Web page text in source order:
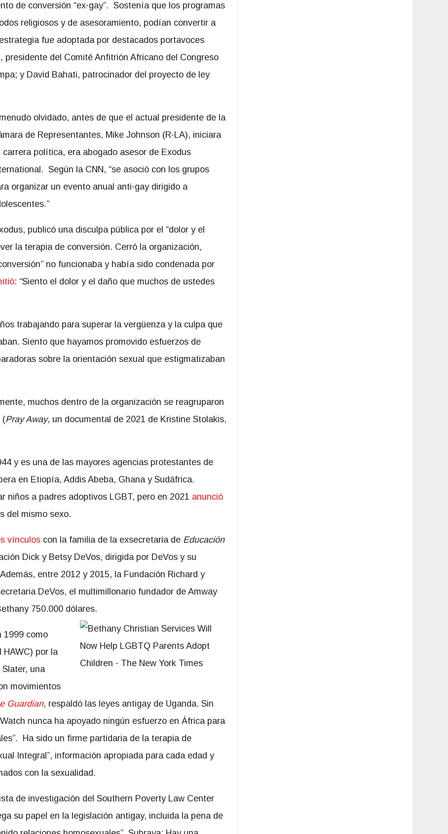
de conversión “ex-gay”. Sostenía que los programas
religiosos y de asesoramiento, podían convertir a
fue adoptada por destacados portavoces
presidente del Comité Anfitrión Africano del Congreso
y David Bahati, patrocinador del proyecto de ley
olvidado, antes de que el actual presidente de la
de Representantes, Mike Johnson (R-LA), iniciara
carrera política, era abogado asesor de Exodus
Según la CNN, “se asoció con los grupos
organizar un evento anual anti-gay dirigido a
publicó una disculpa pública por el “dolor y el
la terapia de conversión. Cerró la organización,
no funcionaba y había sido condenada por
: “Siento el dolor y el daño que muchos de ustedes
trabajando para superar la vergüenza y la culpa que
Siento que hayamos promovido esfuerzos de
sobre la orientación sexual que estigmatizaban
muchos dentro de la organización se reagruparon
(Pray Away, un documental de 2021 de Kristine Stolakis,
y es una de las mayores agencias protestantes de
en Etiopía, Addis Abeba, Ghana y Sudáfrica.
niños a padres adoptivos LGBT, pero en 2021 anunció
del mismo sexo.
vínculos con la familia de la exsecretaria de Educación
Dick y Betsy DeVos, dirigida por DeVos y su
entre 2012 y 2015, la Fundación Richard y
DeVos, el multimillonario fundador de Amway
750.000 dólares.
1999 como
HAWC) por la
una
movimientos
Guardian, respaldó las leyes antigay de Uganda. Sin
nunca ha apoyado ningún esfuerzo en África para
Ha sido un firme partidaria de la terapia de
Integral”, información apropiada para cada edad y
con la sexualidad.
de investigación del Southern Poverty Law Center
su papel en la legislación antigay, incluida la pena de